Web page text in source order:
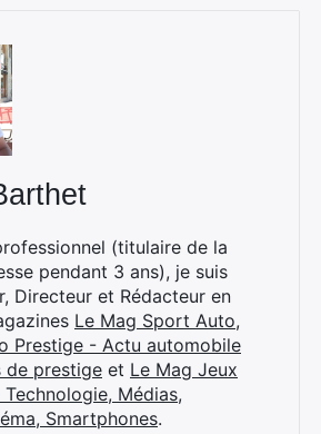
(titulaire de la
pendant 3 ans), je suis
Directeur et Rédacteur en
Le Mag Sport Auto,
Prestige - Actu automobile
de prestige et Le Mag Jeux
Médias,
Smartphones.